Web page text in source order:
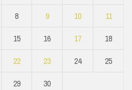
8 9 10
11
15 16 17
18
22 23 24
25
29
30